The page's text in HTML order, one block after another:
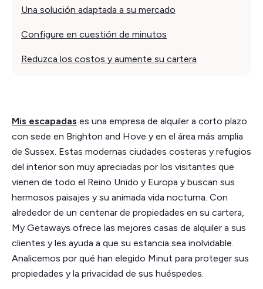
Una solución adaptada a su mercado
Configure en cuestión de minutos
Reduzca los costos y aumente su cartera
Mis escapadas es una empresa de alquiler a corto plazo
con sede en Brighton and Hove y en el área más amplia
de Sussex. Estas modernas ciudades costeras y refugios
del interior son muy apreciadas por los visitantes que
vienen de todo el Reino Unido y Europa y buscan sus
hermosos paisajes y su animada vida nocturna. Con
alrededor de un centenar de propiedades en su cartera,
My Getaways ofrece las mejores casas de alquiler a sus
clientes y les ayuda a que su estancia sea inolvidable.
Analicemos por qué han elegido Minut para proteger sus
propiedades y la privacidad de sus huéspedes.